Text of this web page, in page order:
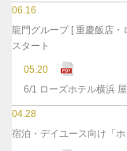
06.16
龍門グループ [ 重慶飯店
スタート
05.20
6/1 ローズホテル横浜
04.28
宿泊・デイユース向け「